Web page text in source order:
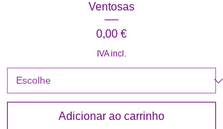
Ventosas
Preço
0,00 €
IVA incl.
Adicionar ao carrinho